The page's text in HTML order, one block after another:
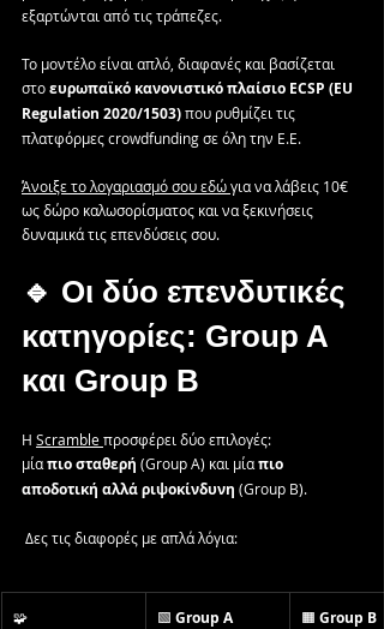
εξαρτώνται από τις τράπεζες.
Το μοντέλο είναι απλό, διαφανές και βασίζεται
στο ευρωπαϊκό κανονιστικό πλαίσιο ECSP (EU
Regulation 2020/1503) που ρυθμίζει τις
πλατφόρμες crowdfunding σε όλη την Ε.Ε.
Άνοιξε το λογαριασμό σου εδώ για να λάβεις 10€
ως δώρο καλωσορίσματος και να ξεκινήσεις
δυναμικά τις επενδύσεις σου.
🔹 Οι δύο επενδυτικές
κατηγορίες: Group A
και Group B
Η Scramble προσφέρει δύο επιλογές:
μία πιο σταθερή (Group A) και μία πιο
αποδοτική αλλά ριψοκίνδυνη (Group B).
Δες τις διαφορές με απλά λόγια:
🧩 🟩 Group A
🟧 Group B